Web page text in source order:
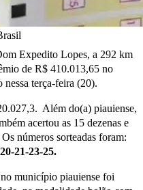
Expedito Lopes, a 292 km
de R$ 410.013,65 no
terça-feira (20).
Além do(a) piauiense,
acertou as 15 dezenas e
números sorteadas foram:
21-23-25.
município piauiense foi